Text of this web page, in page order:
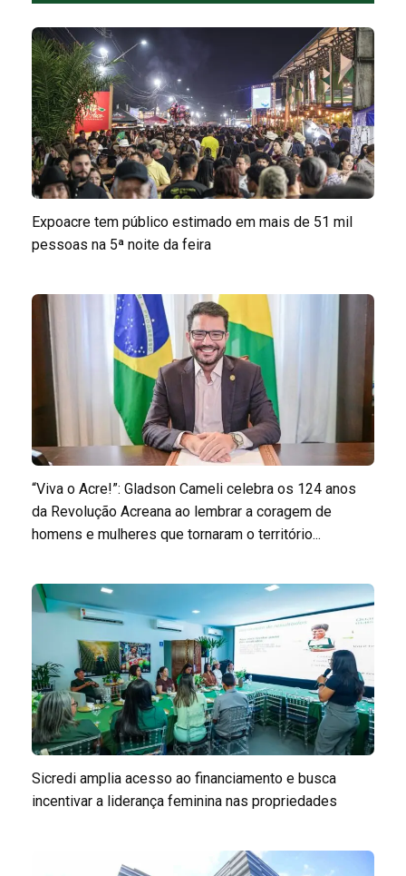
Expoacre tem público estimado em mais de 51 mil
pessoas na 5ª noite da feira
“Viva o Acre!”: Gladson Cameli celebra os 124 anos
da Revolução Acreana ao lembrar a coragem de
homens e mulheres que tornaram o território...
Sicredi amplia acesso ao financiamento e busca
incentivar a liderança feminina nas propriedades